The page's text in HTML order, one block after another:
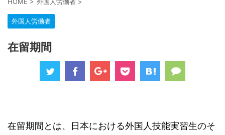
外国人労働者
在留期間
在留期間とは、日本における外国人技能実習生のそ